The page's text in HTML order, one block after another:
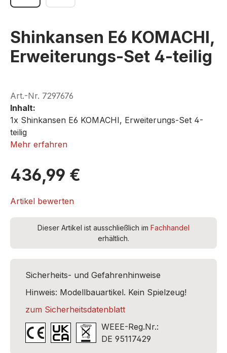
Shinkansen E6 KOMACHI,
Erweiterungs-Set 4-teilig
Art.-Nr. 7297676
Inhalt:
1x Shinkansen E6 KOMACHI, Erweiterungs-Set 4-
teilig
Mehr erfahren
436,99 €
Artikel bewerten
Dieser Artikel ist ausschließlich im Fachhandel
erhältlich.
Sicherheits- und Gefahrenhinweise
Hinweis: Modellbauartikel. Kein Spielzeug!
zum Sicherheitsdatenblatt
WEEE-Reg.Nr.:
DE 95117429